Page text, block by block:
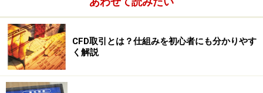
ドバイ（NBD）の子会社NBD Securitiesと、独立系の証
券会社として、
MAC Sharaf Securities。この２社が、日
本人にとって比較的口座開設がしやすく（郵送でOK）、
e-tradeシステムを使った取引の簡便さや、情報収集、サ
ポート面などにおいて利用しやすいのではないかと思い
CFD取引とは？仕組みを初心者にも分かりやす
く解説